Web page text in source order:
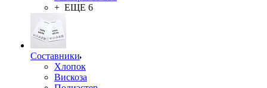
+ ЕЩЕ 6
Составники
Хлопок
Вискоза